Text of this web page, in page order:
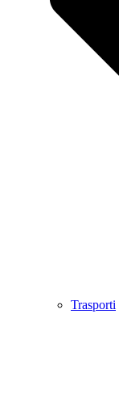
Trasporti